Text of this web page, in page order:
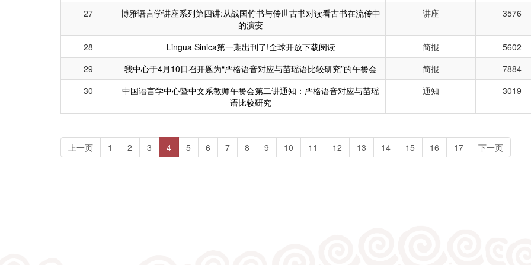
27
博雅语言学讲座系列第四讲:从战国竹书与传世古书对读看古书在流传中
的演变
讲座 3576
28 Lingua Sinica第一期出刊了!全球开放下载阅读 简报
5602
29
我中心于4月10日召开题为“严格语音对应与苗瑶语比较研究”的午餐会 简报
7884
30
中国语言学中心暨中文系教师午餐会第二讲通知：严格语音对应与苗瑶
语比较研究
通知 3019
上一页 1 2 3 4(current)
5 6 7 8 9 10 11 12 13 14 15 16 17 下一页